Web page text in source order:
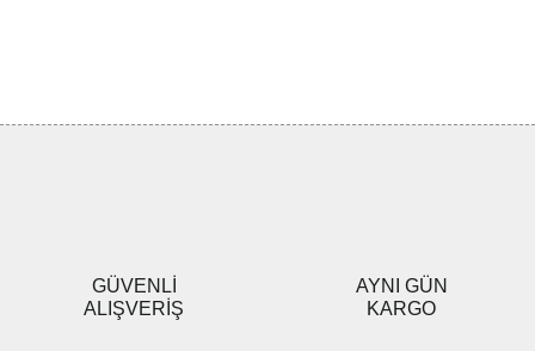
Ürün fiyatı diğer sitelerden daha pahalı.
Bu ürüne benzer farklı alternatifler olmalı.
GÜVENLİ
ALIŞVERİŞ
AYNI GÜN
KARGO